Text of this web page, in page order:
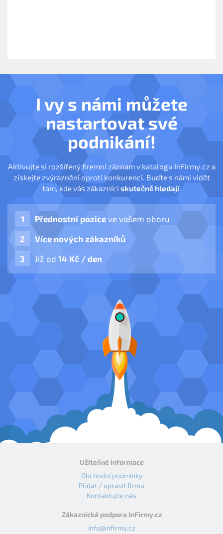
I vy s námi můžete
nastartovat své
podnikání!
Aktivujte si rozšířený firemní záznam v katalogu InFirmy.cz a
získejte zvýraznění oproti konkurenci. Buďte s námi vidět
tam, kde vás zákazníci skutečně hledají.
Přednostní pozice ve vašem oboru
Více nových zákazníků
Již od 14 Kč / den
Užitečné informace
Obchodní podmínky
Přidat / upravit firmu
Kontaktujte nás
Zákaznická podpora InFirmy.cz
info@infirmy.cz